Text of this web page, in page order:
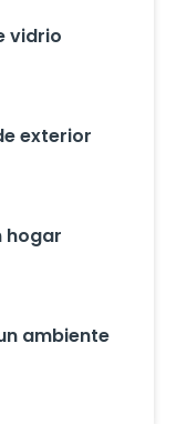
vidrio
exterior
hogar
ambiente